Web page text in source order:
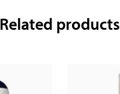
Related products